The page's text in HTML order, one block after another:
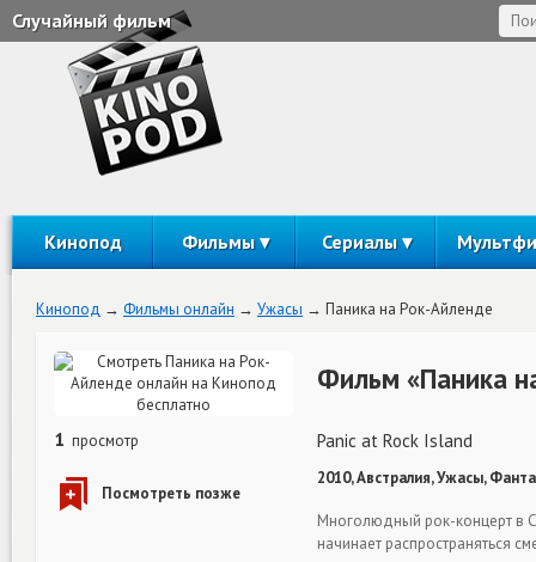
Случайный фильм
Кинопод Фильмы Сериалы
Кинопод Фильмы онлайн Ужасы Паника на Рок-Айленде
1 просмотр
Фильм «Паника
Panic at Rock Island
2010, Австралия, Ужасы,
Многолюдный рок-концерт в
начинает распространяться